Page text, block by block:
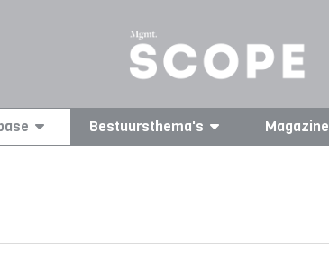
Bestuursthema's Magazine